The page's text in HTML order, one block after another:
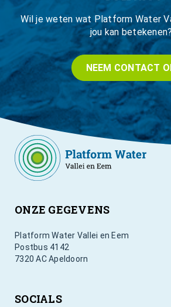
Wil je weten wat Platform Water
jou kan betekenen?
NEEM CONTACT
ONZE GEGEVENS
Platform Water Vallei en Eem
Postbus 4142
7320 AC Apeldoorn
SOCIALS